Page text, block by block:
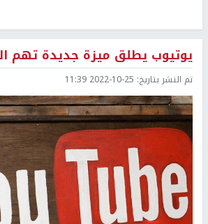
يوتيوب يطلق ميزة جديدة تهم
تم النشر بتاريخ: 2022-10-25 11:39